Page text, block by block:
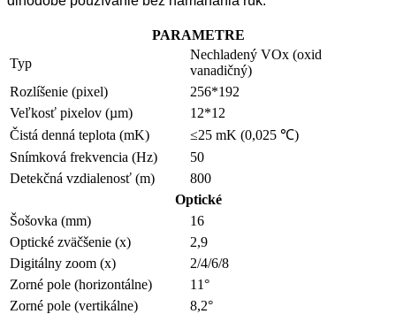
PARAMETRE
Typ
Nechladený VOx (oxid
vanadičný)
Rozlíšenie (pixel)
256*192
Veľkosť pixelov (µm)
12*12
Čistá denná teplota (mK)
≤25 mK (0,025 ℃)
Snímková frekvencia (Hz)
50
Detekčná vzdialenosť (m)
800
Optické
Šošovka (mm)
16
Optické zväčšenie (x)
2,9
Digitálny zoom (x)
2/4/6/8
Zorné pole (horizontálne)
11°
Zorné pole (vertikálne)
8,2°